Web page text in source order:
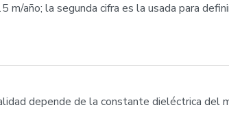
año; la segunda cifra es la usada para
depende de la constante dieléctrica del